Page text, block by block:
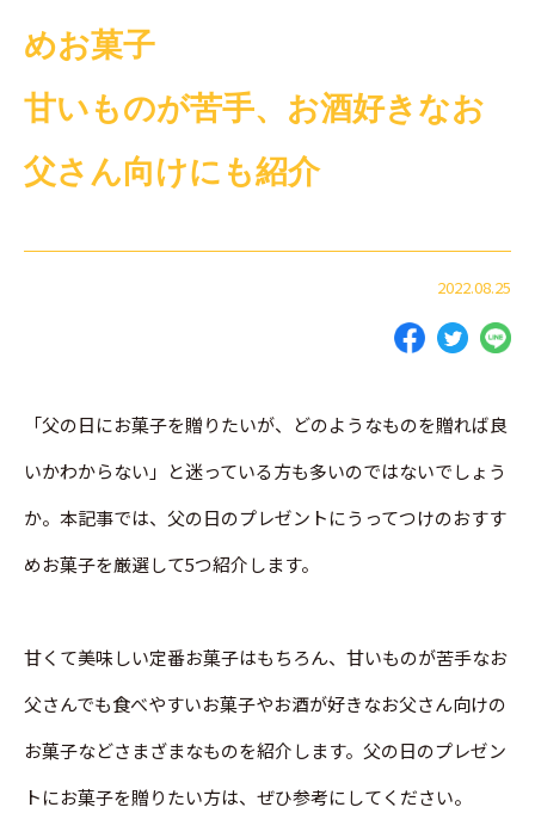
めお菓子
甘いものが苦手、お酒好きなお
父さん向けにも紹介
2022.08.25
「父の日にお菓子を贈りたいが、どのようなものを贈れば良
いかわからない」と迷っている方も多いのではないでしょう
か。本記事では、父の日のプレゼントにうってつけのおすす
めお菓子を厳選して5つ紹介します。
甘くて美味しい定番お菓子はもちろん、甘いものが苦手なお
父さんでも食べやすいお菓子やお酒が好きなお父さん向けの
お菓子などさまざまなものを紹介します。父の日のプレゼン
トにお菓子を贈りたい方は、ぜひ参考にしてください。